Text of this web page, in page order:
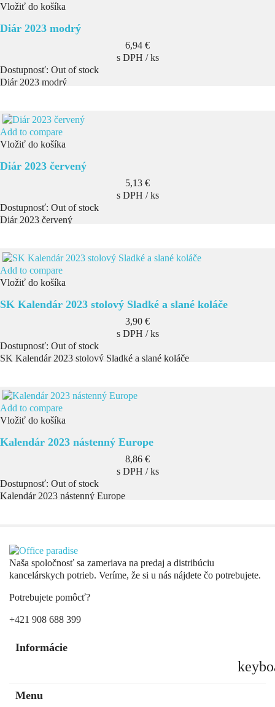
Vložiť do košíka
Diár 2023 modrý
Cena
6,94 €
s DPH / ks
Dostupnosť: Out of stock
Diár 2023 modrý
Add to compare
Vložiť do košíka
Diár 2023 červený
Cena
5,13 €
s DPH / ks
Dostupnosť: Out of stock
Diár 2023 červený
Add to compare
Vložiť do košíka
SK Kalendár 2023 stolový Sladké a slané koláče
Cena
3,90 €
s DPH / ks
Dostupnosť: Out of stock
SK Kalendár 2023 stolový Sladké a slané koláče
Add to compare
Vložiť do košíka
Kalendár 2023 nástenný Europe
Cena
8,86 €
s DPH / ks
Dostupnosť: Out of stock
Kalendár 2023 nástenný Europe
Naša spoločnosť sa zameriava na predaj a distribúciu
kancelárskych potrieb. Veríme, že si u nás nájdete čo potrebujete.
Potrebujete pomôcť?
+421 908 688 399
Informácie
Menu